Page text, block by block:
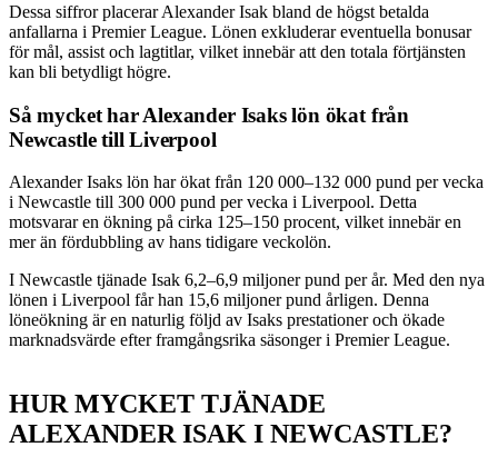
Dessa siffror placerar Alexander Isak bland de högst betalda
anfallarna i Premier League. Lönen exkluderar eventuella bonusar
för mål, assist och lagtitlar, vilket innebär att den totala förtjänsten
kan bli betydligt högre.
Så mycket har Alexander Isaks lön ökat från
Newcastle till Liverpool
Alexander Isaks lön har ökat från 120 000–132 000 pund per vecka
i Newcastle till 300 000 pund per vecka i Liverpool. Detta
motsvarar en ökning på cirka 125–150 procent, vilket innebär en
mer än fördubbling av hans tidigare veckolön.
I Newcastle tjänade Isak 6,2–6,9 miljoner pund per år. Med den nya
lönen i Liverpool får han 15,6 miljoner pund årligen. Denna
löneökning är en naturlig följd av Isaks prestationer och ökade
marknadsvärde efter framgångsrika säsonger i Premier League.
HUR MYCKET TJÄNADE
ALEXANDER ISAK I NEWCASTLE?